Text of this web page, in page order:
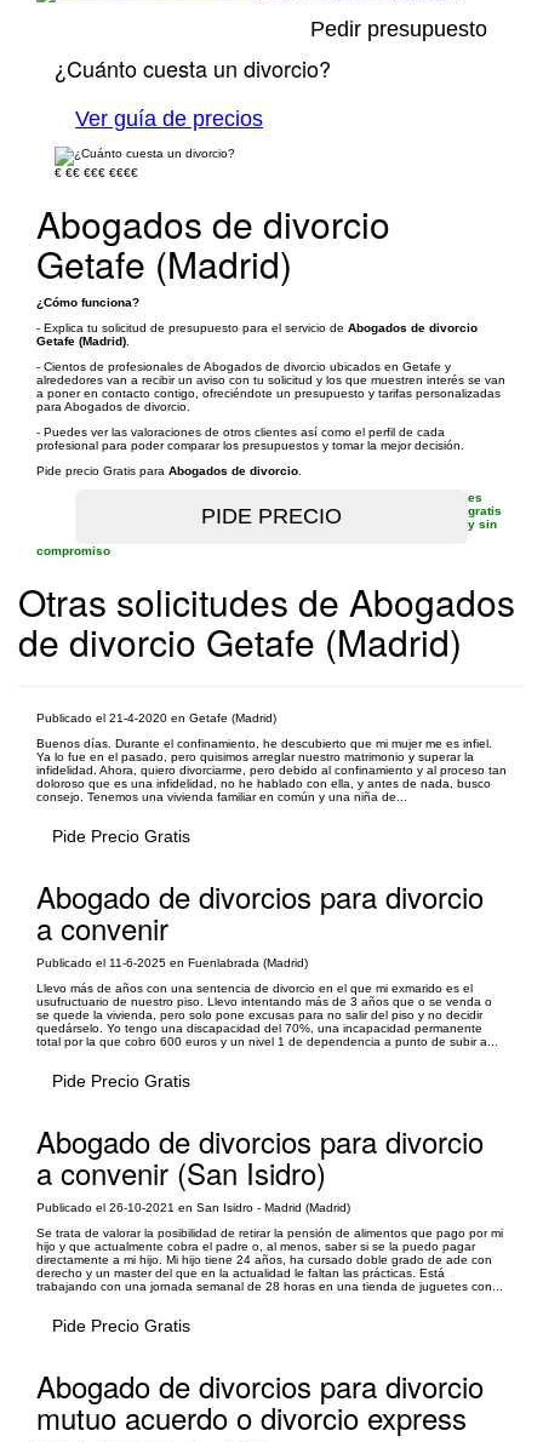
Pedir presupuesto
¿Cuánto cuesta un divorcio?
Ver guía de precios
€ €€ €€€ €€€€
Abogados de divorcio
Getafe (Madrid)
¿Cómo funciona?
- Explica tu solicitud de presupuesto para el servicio de Abogados de divorcio
Getafe (Madrid)
- Cientos de profesionales de Abogados de divorcio ubicados en Getafe y
alrededores van a recibir un aviso con tu solicitud y los que muestren interés se van
a poner en contacto contigo, ofreciéndote un presupuesto y tarifas personalizadas
para Abogados de divorcio.
- Puedes ver las valoraciones de otros clientes así como el perfil de cada
profesional para poder comparar los presupuestos y tomar la mejor decisión.
Pide precio Gratis para Abogados de divorcio
es
gratis
y sin
compromiso
Otras solicitudes de Abogados
de divorcio Getafe (Madrid)
Publicado el 21-4-2020 en Getafe (Madrid)
Buenos días. Durante el confinamiento, he descubierto que mi mujer me es infiel.
Ya lo fue en el pasado, pero quisimos arreglar nuestro matrimonio y superar la
infidelidad. Ahora, quiero divorciarme, pero debido al confinamiento y al proceso tan
doloroso que es una infidelidad, no he hablado con ella, y antes de nada, busco
consejo. Tenemos una vivienda familiar en común y una niña de...
Pide Precio Gratis
Abogado de divorcios para divorcio
a convenir
Publicado el 11-6-2025 en Fuenlabrada (Madrid)
Llevo más de años con una sentencia de divorcio en el que mi exmarido es el
usufructuario de nuestro piso. Llevo intentando más de 3 años que o se venda o
se quede la vivienda, pero solo pone excusas para no salir del piso y no decidir
quedárselo. Yo tengo una discapacidad del 70%, una incapacidad permanente
total por la que cobro 600 euros y un nivel 1 de dependencia a punto de subir a...
Pide Precio Gratis
Abogado de divorcios para divorcio
a convenir (San Isidro)
Publicado el 26-10-2021 en San Isidro - Madrid (Madrid)
Se trata de valorar la posibilidad de retirar la pensión de alimentos que pago por mi
hijo y que actualmente cobra el padre o, al menos, saber si se la puedo pagar
directamente a mi hijo. Mi hijo tiene 24 años, ha cursado doble grado de ade con
derecho y un master del que en la actualidad le faltan las prácticas. Está
trabajando con una jornada semanal de 28 horas en una tienda de juguetes con...
Pide Precio Gratis
Abogado de divorcios para divorcio
mutuo acuerdo o divorcio express